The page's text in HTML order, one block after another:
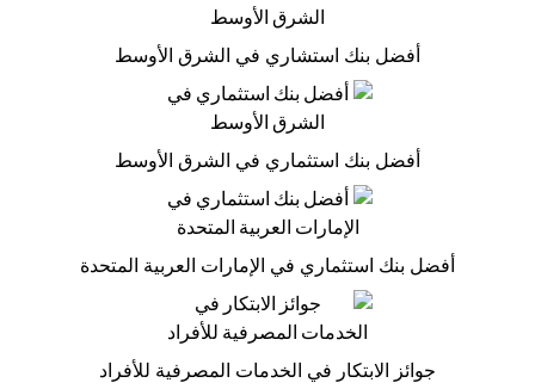
أفضل بنك استشاري في الشرق الأوسط
أفضل بنك استثماري في الشرق الأوسط
أفضل بنك استثماري في الإمارات العربية المتحدة
جوائز الابتكار في الخدمات المصرفية للأفراد